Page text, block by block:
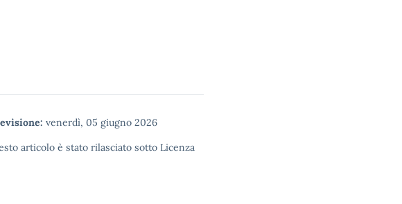
venerdì, 05 giugno 2026
articolo è stato rilasciato sotto Licenza